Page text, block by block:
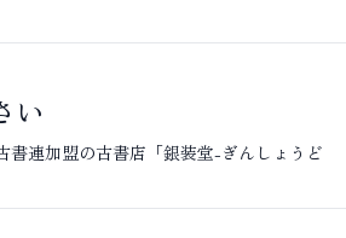
い
連加盟の古書店「銀装堂-ぎんしょうど